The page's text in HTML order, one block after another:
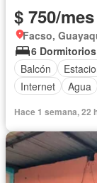
$ 750/mes
Facso,
6 Dormitorios
Balcón
Internet
Agua
Hace 1 semana, 22